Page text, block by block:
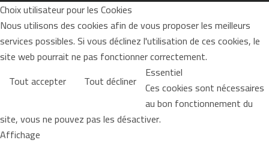
Choix utilisateur pour les Cookies
Nous utilisons des cookies afin de vous proposer les meilleurs
services possibles. Si vous déclinez l'utilisation de ces cookies, le
site web pourrait ne pas fonctionner correctement.
Tout accepter
Tout décliner Essentiel
Ces cookies sont nécessaires
au bon fonctionnement du
site, vous ne pouvez pas les désactiver.
Affichage